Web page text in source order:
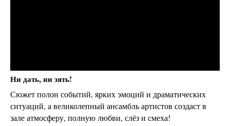
Ни дать, ни зять!
Сюжет полон событий, ярких эмоций и драматических
ситуаций, а великолепный ансамбль артистов создаст в
зале атмосферу, полную любви, слёз и смеха!